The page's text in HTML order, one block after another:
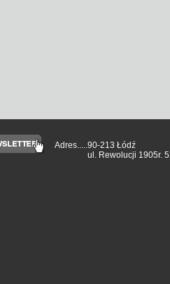
Adres.....90-213 Łódź
ul. Rewolucji 1905r.